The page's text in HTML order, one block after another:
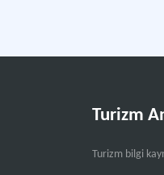
Turizm
Turizm bilgi